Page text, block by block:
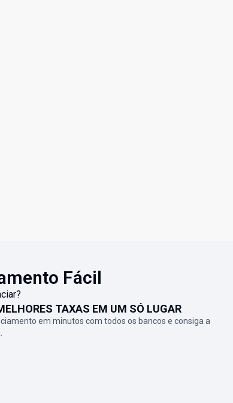
Fácil
TAXAS EM UM SÓ LUGAR
em minutos com todos os bancos e consiga a